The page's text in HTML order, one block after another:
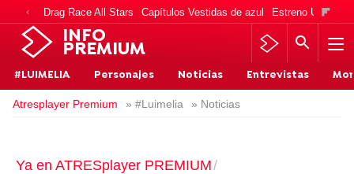
Drag Race All Stars Capítulos Vestidas de azul Estreno Una
INFO
PREMIUM
#LUIMELIA Personajes Noticias Entrevistas
Atresplayer Premium » #Luimelia » Noticias
Ya en ATRESplayer PREMIUM